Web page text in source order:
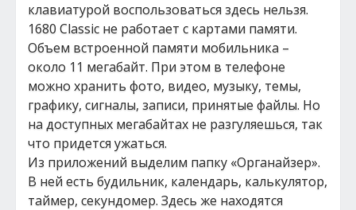
клавиатурой воспользоваться здесь нельзя.
1680 Classic не работает с картами памяти.
Объем встроенной памяти мобильника –
около 11 мегабайт. При этом в телефоне
можно хранить фото, видео, музыку, темы,
графику, сигналы, записи, принятые файлы. Но
на доступных мегабайтах не разгуляешься, так
что придется ужаться.
Из приложений выделим папку «Органайзер».
В ней есть будильник, календарь, калькулятор,
таймер, секундомер. Здесь же находятся